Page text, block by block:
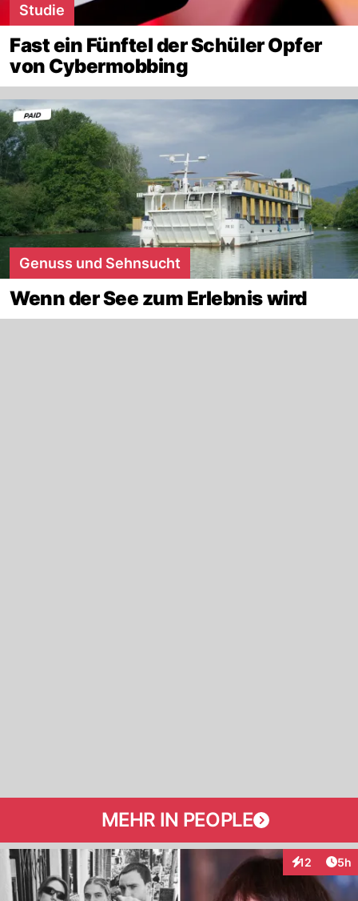
Studie
Fast ein Fünftel der Schüler Opfer
von Cybermobbing
Genuss und Sehnsucht
Wenn der See zum Erlebnis wird
MEHR IN PEOPLE
12
Interaktionen
5h